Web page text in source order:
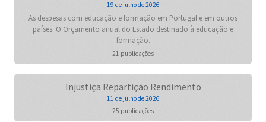
19 de julho de 2026
As despesas com educação e formação em Portugal e em outros
países. O Orçamento anual do Estado destinado à educação e
formação.
21 publicações
Injustiça Repartição Rendimento
11 de julho de 2026
25 publicações